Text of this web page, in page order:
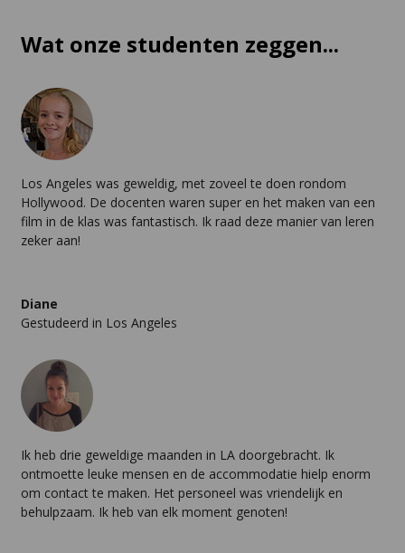
Wat onze studenten zeggen...
Los Angeles was geweldig, met zoveel te doen rondom
Hollywood. De docenten waren super en het maken van een
film in de klas was fantastisch. Ik raad deze manier van leren
zeker aan!
Diane
Gestudeerd in Los Angeles
Ik heb drie geweldige maanden in LA doorgebracht. Ik
ontmoette leuke mensen en de accommodatie hielp enorm
om contact te maken. Het personeel was vriendelijk en
behulpzaam. Ik heb van elk moment genoten!